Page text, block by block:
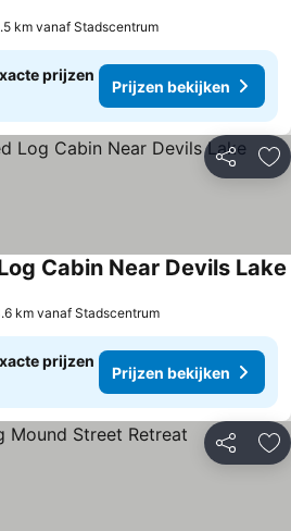
km vanaf Stadscentrum
prijzen
Prijzen bekijken
Delen
Cabin Near Devils Lake
km vanaf Stadscentrum
prijzen
Prijzen bekijken
Delen